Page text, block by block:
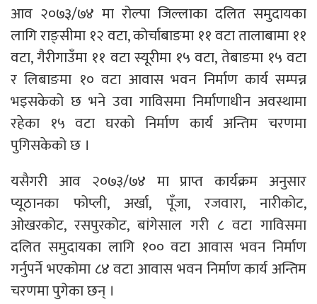
आव २०७३/७४ मा रोल्पा जिल्लाका दलित समुदायका
लागि राङ्सीमा १२ वटा, कोर्चाबाङमा ११ वटा तालाबामा ११
वटा, गैरीगाउँमा ११ वटा स्यूरीमा १५ वटा, तेबाङमा १५ वटा
र लिबाङमा १० वटा आवास भवन निर्माण कार्य सम्पन्न
भइसकेको छ भने उवा गाविसमा निर्माणाधीन अवस्थामा
रहेका १५ वटा घरको निर्माण कार्य अन्तिम चरणमा
पुगिसकेको छ ।
यसैगरी आव २०७३/७४ मा प्राप्त कार्यक्रम अनुसार
प्यूठानका फोप्ली, अर्खा, पूँजा, रजवारा, नारीकोट,
ओखरकोट, रसपुरकोट, बांगेसाल गरी ८ वटा गाविसमा
दलित समुदायका लागि १०० वटा आवास भवन निर्माण
गर्नुपर्ने भएकोमा ८४ वटा आवास भवन निर्माण कार्य अन्तिम
चरणमा पुगेका छन् ।